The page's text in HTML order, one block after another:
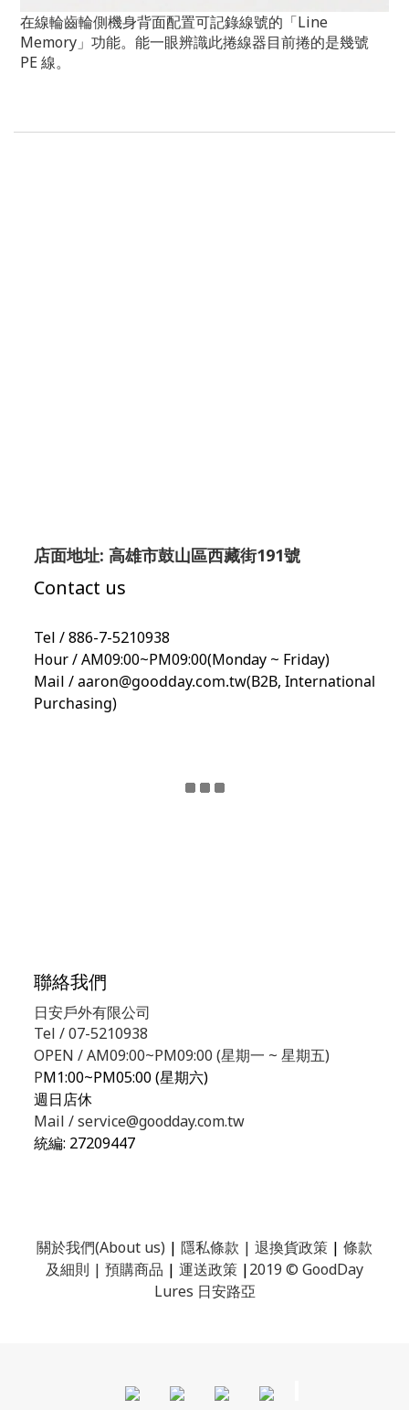
在線輪齒輪側機身背面配置可記錄線號的「Line
Memory」功能。 能一眼辨識此捲線器目前捲的是幾號
PE 線。
店面地址: 高雄市鼓山區西藏街191號
Contact us
Tel / 886-7-5210938
Hour / AM09:00~PM09:00(Monday ~ Friday)
Mail /aaron@goodday.com.tw(B2B, International
Purchasing)
聯絡我們
日安戶外有限公司
Tel / 07-5210938
OPEN / AM09:00~PM09:00 (星期一 ~ 星期五)
PM1:00~PM05:00 (星期六)
週日店休
Mail / service@goodday.com.tw
統編: 27209447
關於我們(About us) | 隱私條款 | 退換貨政策 | 條款
及細則 | 預購商品 | 運送政策 |2019 © GoodDay
Lures 日安路亞